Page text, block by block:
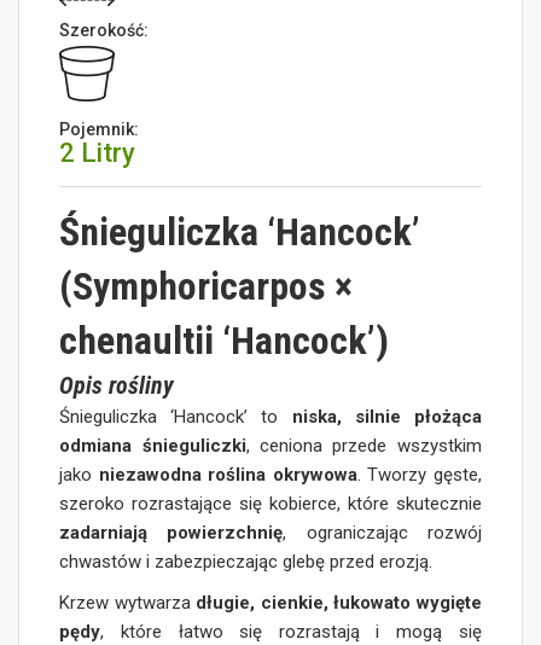
Szerokość:
Pojemnik:
2 Litry
Śnieguliczka ‘Hancock’
(Symphoricarpos ×
chenaultii ‘Hancock’)
Opis rośliny
Śnieguliczka ‘Hancock’ to niska, silnie płożąca
odmiana śnieguliczki, ceniona przede wszystkim
jako niezawodna roślina okrywowa. Tworzy gęste,
szeroko rozrastające się kobierce, które skutecznie
zadarniają powierzchnię, ograniczając rozwój
chwastów i zabezpieczając glebę przed erozją.
Krzew wytwarza długie, cienkie, łukowato wygięte
pędy, które łatwo się rozrastają i mogą się